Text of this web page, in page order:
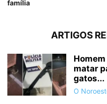
família
ARTIGOS
matar
gatos...
O